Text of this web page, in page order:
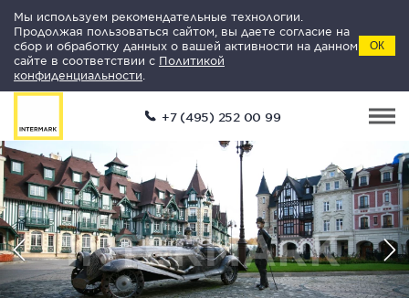
Мы используем рекомендательные технологии.
Продолжая пользоваться сайтом, вы даете согласие на
сбор и обработку данных о вашей активности на данном
сайте в соответствии с Политикой
конфиденциальности
ОК
+7 (495) 252 00 99